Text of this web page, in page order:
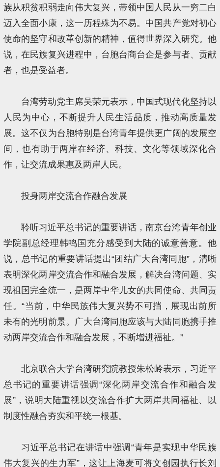
族从积贫积弱走向伟大复兴，带领中国人民从一穷二白
迈入全面小康，这一历程殊为不易。中国共产党对初心
使命的坚守和改革创新的精神，值得世界深入研究。他
说，在民族复兴进程中，台胞台商台企是参与者、贡献
者，也是受益者。
台湾劳动党主席吴荣元表示，中国式现代化坚持以
人民为中心，不断提升人民生活品质，推动高质量发
展。这不仅为台胞特别是台湾青年提供更广阔的发展空
间，也有助于两岸在经济、科技、文化等领域深化合
作，让交流成果惠及两岸人民。
投身两岸交流合作融合发展
聆听习近平总书记的重要讲话，南京台湾青年创业
学院副总经理韩鸣国充分感受到大陆的诚意善意。他
说，总书记的重要讲话提出“团结广大台湾同胞”，清晰
表明深化两岸交流合作和融合发展，解决台湾问题、实
现祖国完全统一，是两岸中华儿女的共同使命、共同责
任。“当前，中华民族伟大复兴势不可挡，展现出前所
未有的光明前景。广大台湾同胞应该与大陆同胞携手推
动两岸交流合作和融合发展，不断增进福祉。”
北京联合大学台湾研究院教授朱松岭表示，习近平
总书记的重要讲话强调“深化两岸交流合作和融合发
展”，说明大陆重视以交流合作扩大两岸共同福祉、以
制度性融合夯实和平统一根基。
习近平总书记在讲话中强调“青年是实现中华民族
伟大复兴的生力军”，这让上海麦可将文创园执行长刘